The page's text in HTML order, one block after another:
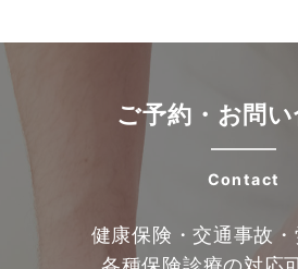
ご予約・お問
Contact
健康保険・交通事故・